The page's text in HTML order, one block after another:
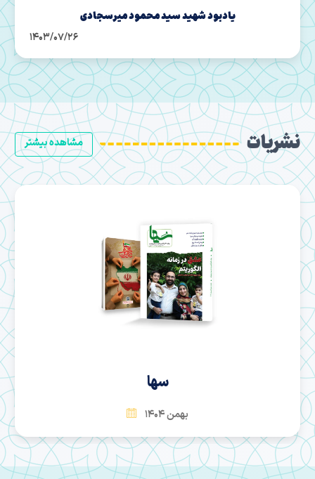
یادبود شهید سید محمود میرسجادی
1403/07/26
مشاهده بیشتر نشریات
سها
بهمن 1404